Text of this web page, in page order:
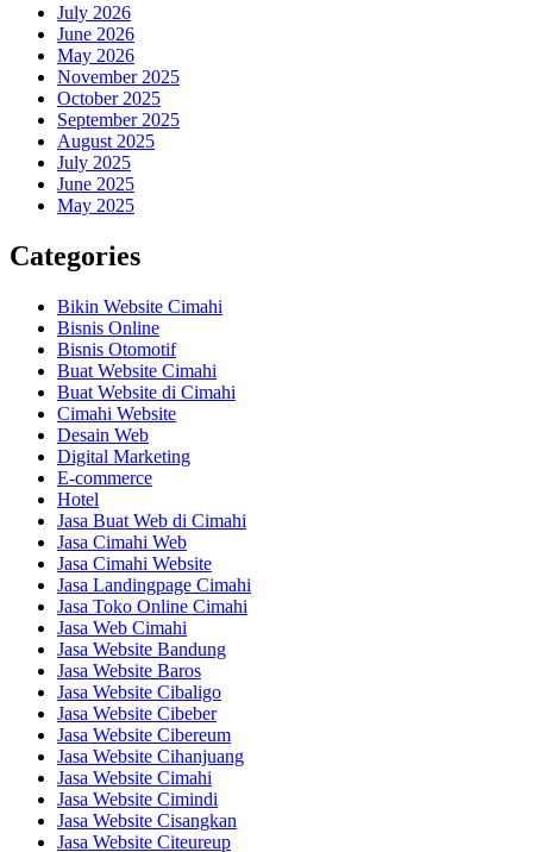
July 2026
June 2026
May 2026
November 2025
October 2025
September 2025
August 2025
July 2025
June 2025
May 2025
Categories
Bikin Website Cimahi
Bisnis Online
Bisnis Otomotif
Buat Website Cimahi
Buat Website di Cimahi
Cimahi Website
Desain Web
Digital Marketing
E-commerce
Hotel
Jasa Buat Web di Cimahi
Jasa Cimahi Web
Jasa Cimahi Website
Jasa Landingpage Cimahi
Jasa Toko Online Cimahi
Jasa Web Cimahi
Jasa Website Bandung
Jasa Website Baros
Jasa Website Cibaligo
Jasa Website Cibeber
Jasa Website Cibereum
Jasa Website Cihanjuang
Jasa Website Cimahi
Jasa Website Cimindi
Jasa Website Cisangkan
Jasa Website Citeureup